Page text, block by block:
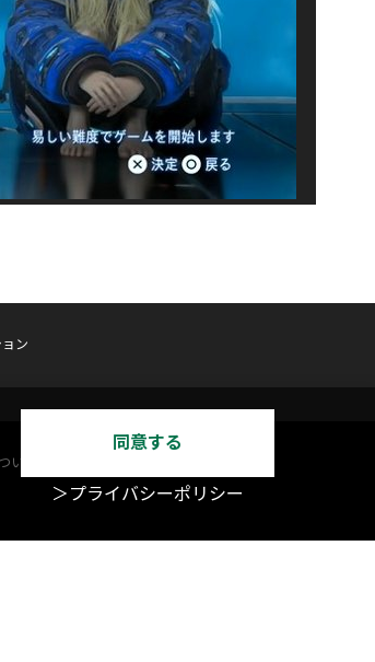
ン
いて
同意する
＞プライバシーポリシー